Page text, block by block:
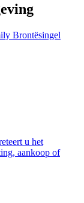
Brontësingel
u het
aankoop of